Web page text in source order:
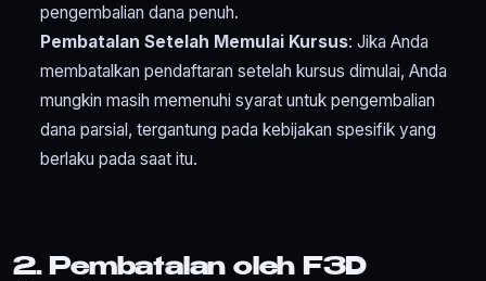
pengembalian dana penuh.
Pembatalan Setelah Memulai Kursus: Jika Anda
membatalkan pendaftaran setelah kursus dimulai, Anda
mungkin masih memenuhi syarat untuk pengembalian
dana parsial, tergantung pada kebijakan spesifik yang
berlaku pada saat itu.
2. Pembatalan oleh F3D